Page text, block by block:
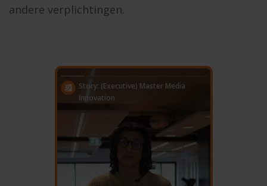
andere verplichtingen.
Story: (Executive) Master Media
Innovation